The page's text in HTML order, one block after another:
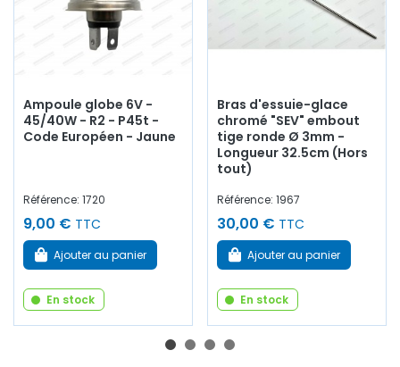
Ampoule globe 6V -
45/40W - R2 - P45t -
Code Européen - Jaune
Référence: 1720
9,00 € TTC
Ajouter au panier
En stock
Bras d'essuie-glace
chromé "SEV" embout
tige ronde Ø 3mm -
Longueur 32.5cm (Hors
tout)
Référence: 1967
30,00 € TTC
Ajouter au panier
En stock